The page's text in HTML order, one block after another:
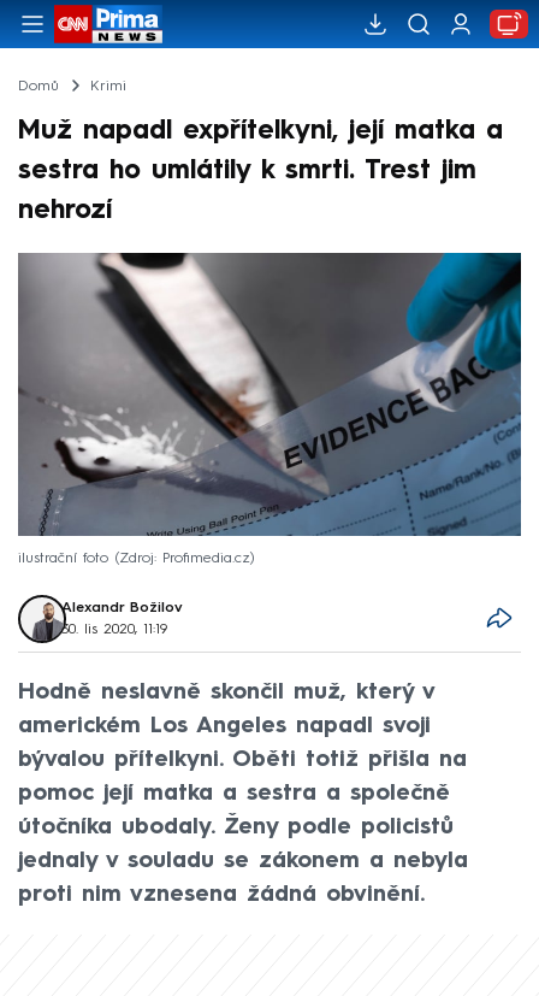
Domů Krimi
Muž napadl expřítelkyni, její matka a
sestra ho umlátily k smrti. Trest jim
nehrozí
ilustrační foto Zdroj: Profimedia.cz
Alexandr Božilov
30. lis 2020, 11:19
Hodně neslavně skončil muž, který v
americkém Los Angeles napadl svoji
bývalou přítelkyni. Oběti totiž přišla na
pomoc její matka a sestra a společně
útočníka ubodaly. Ženy podle policistů
jednaly v souladu se zákonem a nebyla
proti nim vznesena žádná obvinění.